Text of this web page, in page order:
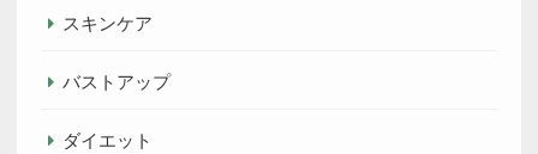
スキンケア
バストアップ
ダイエット